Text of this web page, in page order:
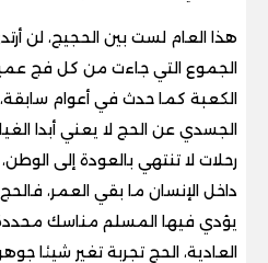
هذا العام لست بين الحجيج، لن
الجموع التي جاءت من كل فج
الكعبة كما حدث في أعوام
الجسدي عن الحج لا يعني أبدا
رحلات لا تنتهي بالعودة إلى
داخل الإنسان ما بقي العمر،
يؤدي فيها المسلم مناسك محددة
العادية، الحج تجربة تغير شيئا